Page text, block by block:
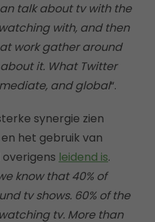
talk about tv with the
with, and then
work gather around
it. What Twitter
and global“.
synergie zien
het gebruik van
leidend is.
know that 40% of
tv shows. 60% of the
tv. More than